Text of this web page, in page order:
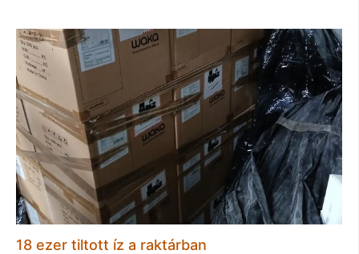
18 ezer tiltott íz a raktárban